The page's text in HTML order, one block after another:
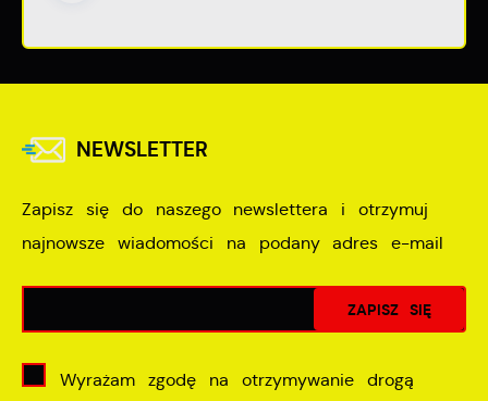
NEWSLETTER
Zapisz się do naszego newslettera i otrzymuj
najnowsze wiadomości na podany adres e-mail
Wyrażam zgodę na otrzymywanie drogą